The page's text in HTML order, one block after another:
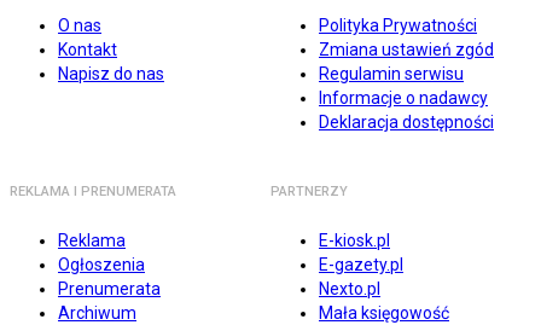
O nas
Kontakt
Napisz do nas
Polityka Prywatności
Zmiana ustawień zgód
Regulamin serwisu
Informacje o nadawcy
Deklaracja dostępności
REKLAMA I PRENUMERATA
Reklama
Ogłoszenia
Prenumerata
Archiwum
PARTNERZY
E-kiosk.pl
E-gazety.pl
Nexto.pl
Mała księgowość